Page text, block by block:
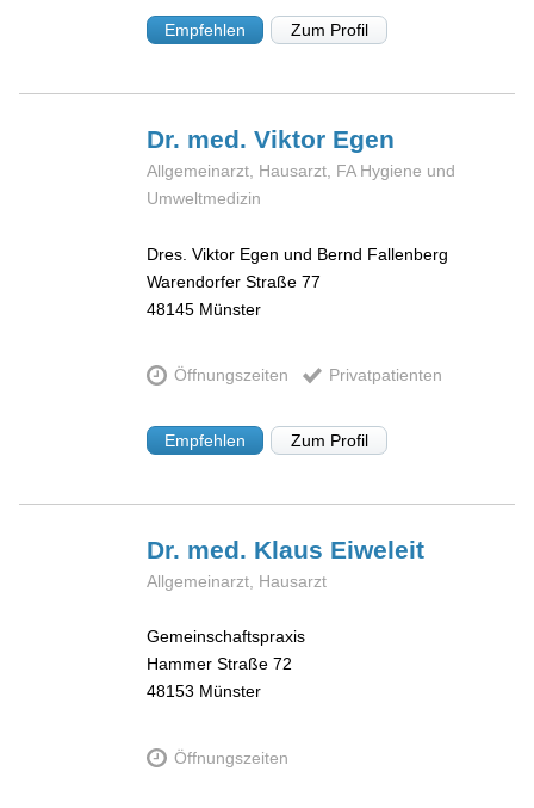
Empfehlen Zum Profil
Dr. med. Viktor Egen
Allgemeinarzt, Hausarzt, FA Hygiene und
Umweltmedizin
Dres. Viktor Egen und Bernd Fallenberg
Warendorfer Straße 77
48145 Münster
Öffnungszeiten Privatpatienten
Empfehlen Zum Profil
Dr. med. Klaus Eiweleit
Allgemeinarzt, Hausarzt
Gemeinschaftspraxis
Hammer Straße 72
48153 Münster
Öffnungszeiten